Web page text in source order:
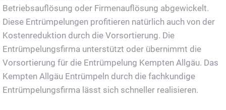
Betriebsauflösung oder Firmenauflösung abgewickelt.
Diese Entrümpelungen profitieren natürlich auch von der
Kostenreduktion durch die Vorsortierung. Die
Entrümpelungsfirma unterstützt oder übernimmt die
Vorsortierung für die Entrümpelung Kempten Allgäu. Das
Kempten Allgäu Entrümpeln durch die fachkundige
Entrümpelungsfirma lässt sich schneller realisieren.